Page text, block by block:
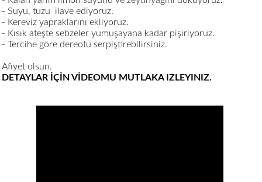
- Suyu, tuzu ilave ediyoruz.
- Kereviz yapraklarını ekliyoruz.
- Kısık ateşte sebzeler yumuşayana kadar pişiriyoruz.
- Tercihe göre dereotu serpiştirebilirsiniz.
Afiyet olsun.
DETAYLAR İÇİN VİDEOMU MUTLAKA IZLEYINIZ.